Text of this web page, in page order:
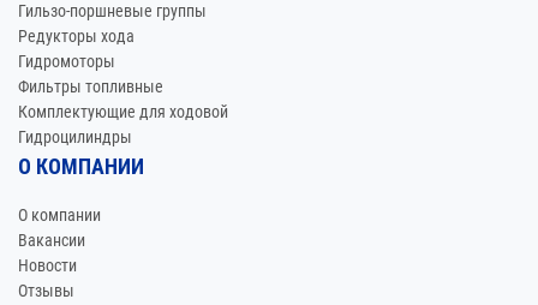
Гильзо-поршневые группы
Редукторы хода
Гидромоторы
Фильтры топливные
Комплектующие для ходовой
Гидроцилиндры
О КОМПАНИИ
О компании
Вакансии
Новости
Отзывы